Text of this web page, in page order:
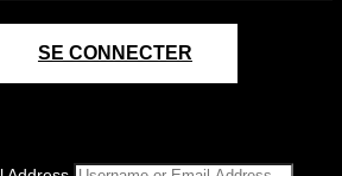
SE CONNECTER